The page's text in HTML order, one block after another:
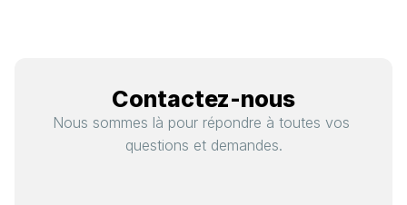
Contactez-nous
Nous sommes là pour répondre à toutes vos
questions et demandes.